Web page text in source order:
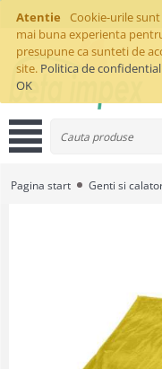
Atentie
Cookie-urile
mai buna experienta
presupune ca sunteti de
site. Politica de
OK
Pagina start Genti si